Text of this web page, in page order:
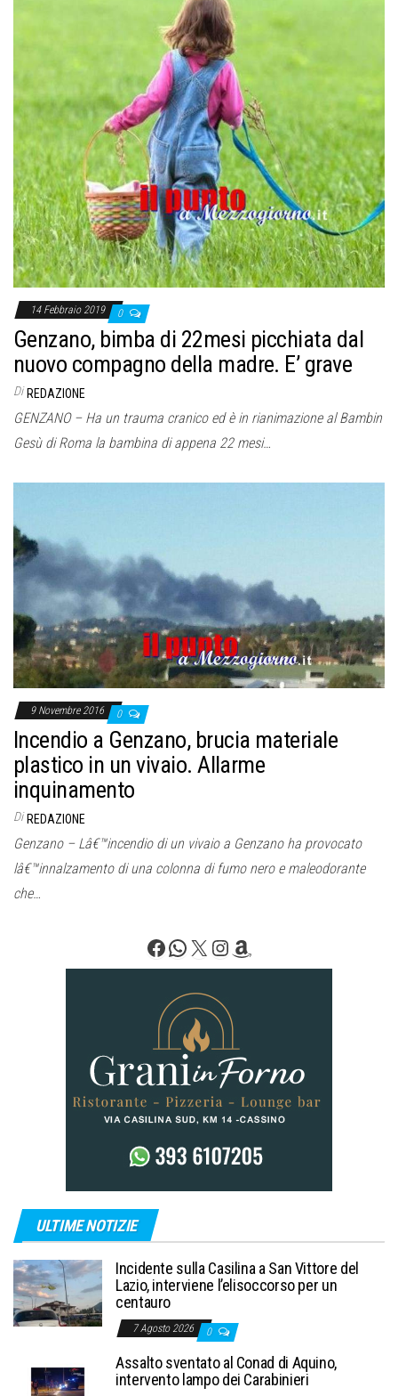
14 Febbraio 2019 0
Genzano, bimba di 22mesi picchiata dal
nuovo compagno della madre. E’ grave
Di REDAZIONE
GENZANO – Ha un trauma cranico ed è in rianimazione al Bambin
Gesù di Roma la bambina di appena 22 mesi…
9 Novembre 2016 0
Incendio a Genzano, brucia materiale
plastico in un vivaio. Allarme
inquinamento
Di REDAZIONE
Genzano – Lâ€™incendio di un vivaio a Genzano ha provocato
lâ€™innalzamento di una colonna di fumo nero e maleodorante
che…
Facebook
WhatsApp
X Instagram
Amazon
ULTIME NOTIZIE
Incidente sulla Casilina a San Vittore del
Lazio, interviene l’elisoccorso per un
centauro
7 Agosto 2026 0
Assalto sventato al Conad di Aquino,
intervento lampo dei Carabinieri